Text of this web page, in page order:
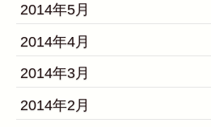
2014年5月
2014年4月
2014年3月
2014年2月